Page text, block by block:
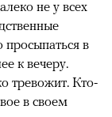
не у всех
в
к вечеру.
тревожит. Кто-
в своем